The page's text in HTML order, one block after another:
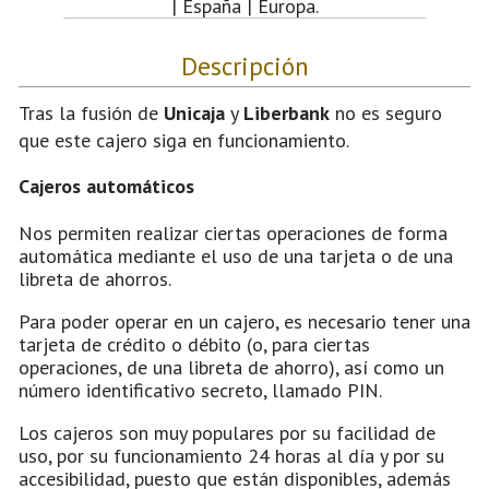
| España | Europa.
Descripción
Tras la fusión de Unicaja y Liberbank no es seguro
que este cajero siga en funcionamiento.
Cajeros automáticos
Nos permiten realizar ciertas operaciones de forma
automática mediante el uso de una tarjeta o de una
libreta de ahorros.
Para poder operar en un cajero, es necesario tener una
tarjeta de crédito o débito (o, para ciertas
operaciones, de una libreta de ahorro), así como un
número identificativo secreto, llamado PIN.
Los cajeros son muy populares por su facilidad de
uso, por su funcionamiento 24 horas al día y por su
accesibilidad, puesto que están disponibles, además